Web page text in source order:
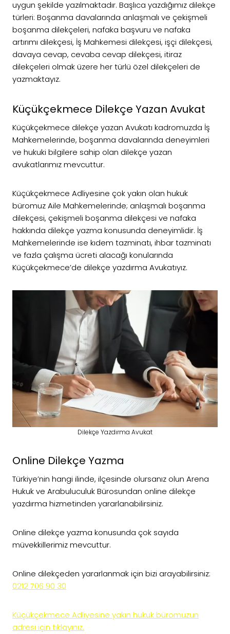
uygun şekilde yazılmaktadır. Başlıca yazdığımız dilekçe
türleri: Boşanma davalarında anlaşmalı ve çekişmeli
boşanma dilekçeleri, nafaka başvuru ve nafaka
artırımı dilekçesi, İş Mahkemesi dilekçesi, işçi dilekçesi,
davaya cevap, cevaba cevap dilekçesi, itiraz
dilekçeleri olmak üzere her türlü özel dilekçeleri de
yazmaktayız.
Küçükçekmece Dilekçe Yazan Avukat
Küçükçekmece dilekçe yazan Avukatı kadromuzda İş
Mahkemelerinde, boşanma davalarında deneyimleri
ve hukuki bilgilere sahip olan dilekçe yazan
avukatlarımız mevcuttur.
Küçükçekmece Adliyesine çok yakın olan hukuk
büromuz Aile Mahkemelerinde; anlaşmalı boşanma
dilekçesi, çekişmeli boşanma dilekçesi ve nafaka
hakkında dilekçe yazma konusunda deneyimlidir. İş
Mahkemelerinde ise kıdem tazminatı, ihbar tazminatı
ve fazla çalışma ücreti alacağı konularında
Küçükçekmece’de dilekçe yazdırma Avukatıyız.
Dilekçe Yazdırma Avukat
Online Dilekçe Yazma
Türkiye’nin hangi ilinde, ilçesinde olursanız olun Arena
Hukuk ve Arabuluculuk Bürosundan online dilekçe
yazdırma hizmetinden yararlanabilirsiniz.
Online dilekçe yazma konusunda çok sayıda
müvekkillerimiz mevcuttur.
Online dilekçeden yararlanmak için bizi arayabilirsiniz:
0212 706 90 30
Küçükçekmece Adliyesine yakın hukuk büromuzun
adresi için tıklayınız.